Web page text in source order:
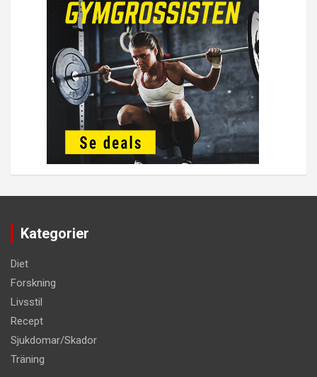
Kategorier
Diet
Forskning
Livsstil
Recept
Sjukdomar/Skador
Träning